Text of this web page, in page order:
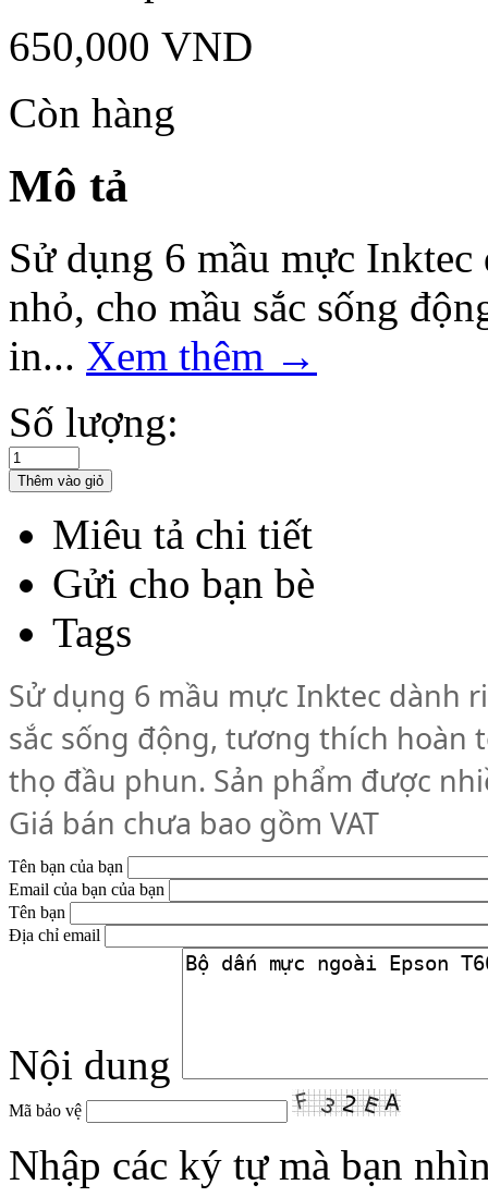
650,000 VND
Còn hàng
Mô tả
Sử dụng 6 mầu mực
nhỏ, cho mầu sắc sống
in... Xem thêm →
Số lượng:
Miêu tả chi tiết
Gửi cho bạn bè
Tags
Sử dụng 6 mầu mực Inktec dành
sắc sống động, tương thích hoàn
thọ đầu phun. Sản phẩm được
Giá bán chưa bao gồm VAT
Tên bạn của bạn
Email của bạn của bạn
Tên bạn
Địa chỉ email
Nội dung
Mã bảo vệ
Nhập các ký tự mà bạn